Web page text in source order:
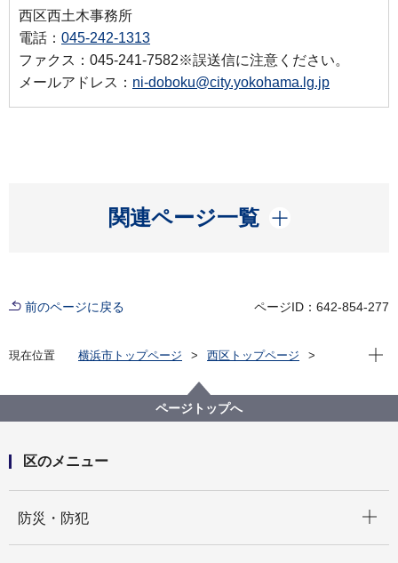
西区西土木事務所
電話： 045-242-1313
ファクス：045-241-7582※誤送信に注意ください。
メールアドレス： ni-doboku@city.yokohama.lg.jp
関連ページ一覧
開く
前のページに戻る ページID：642-854-277
現在位置 横浜市トップページ
西区トップページ
西土木事務所 地図
現在
ページトップへ
区のメニュー
防災・防犯